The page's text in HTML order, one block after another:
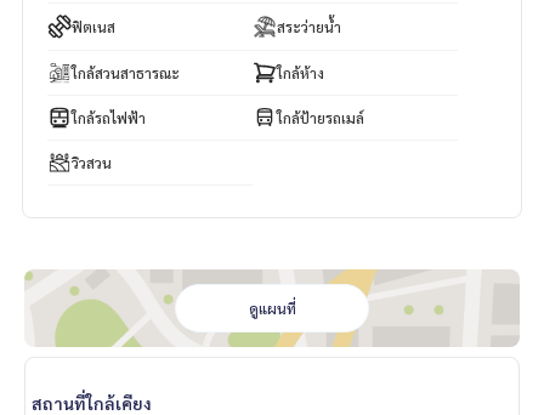
ฟิตเนส สระว่ายน้ำ
ใกล้สวนสาธารณะ ใกล้ห้าง
ใกล้รถไฟฟ้า ใกล้ป้ายรถเมล์
วิวสวน
ดูแผนที่
สถานที่ใกล้เคียง